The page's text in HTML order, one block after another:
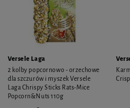
Versele Laga
2 kolby popcornowo - orzechowe
dla szczurów i myszek Versele
Laga Chrispy Sticks Rats-Mice
Popcorn&Nuts 110g